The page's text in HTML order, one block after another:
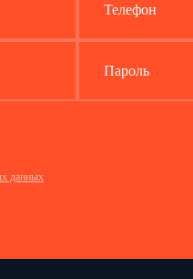
Телефон
Пароль
данных